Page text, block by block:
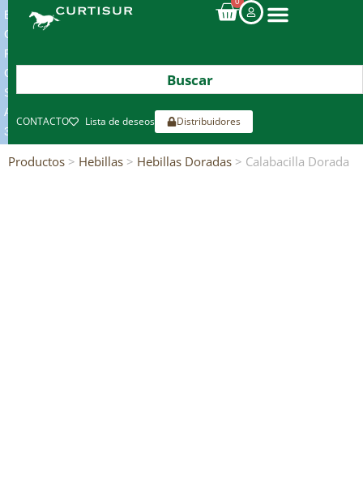
ENVIOS
GRATIS
POR
COMPRAS
SUPERIORES
A
300€*
CONTACTO Lista de deseos Distribuidores
Productos > Hebillas > Hebillas Doradas > Calabacilla Dorada